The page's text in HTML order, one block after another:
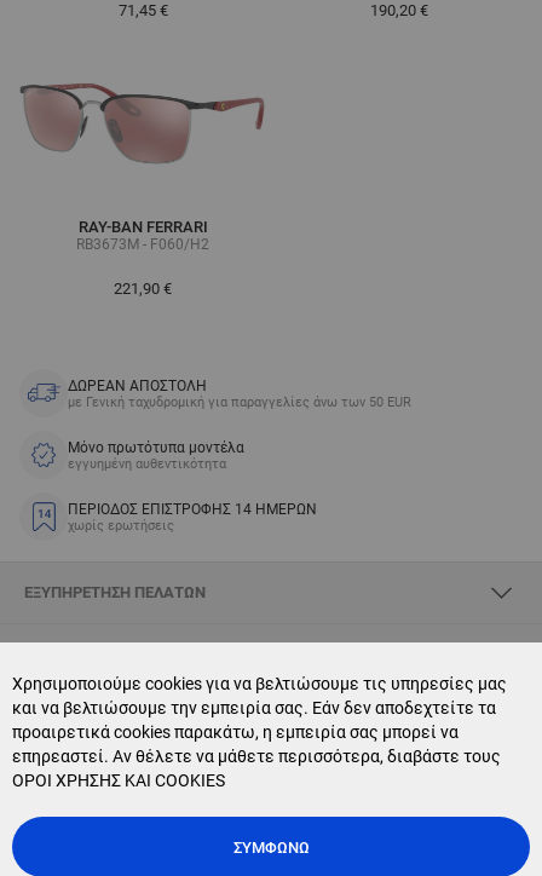
Χρησιμοποιούμε cookies για να βελτιώσουμε τις υπηρεσίες μας
και να βελτιώσουμε την εμπειρία σας. Εάν δεν αποδεχτείτε τα
προαιρετικά cookies παρακάτω, η εμπειρία σας μπορεί να
επηρεαστεί. Αν θέλετε να μάθετε περισσότερα, διαβάστε τους
ΟΡΟΙ ΧΡΗΣΗΣ ΚΑΙ COOKIES
ΣΥΜΦΩΝΏ
71,45 € 190,20 €
RAY-BAN FERRARI
RB3673M - F060/H2
221,90 €
ΔΩΡΕΑΝ ΑΠΟΣΤΟΛΗ
με Γενική ταχυδρομική για παραγγελίες άνω των 50 EUR
Μόνο πρωτότυπα μοντέλα
εγγυημένη αυθεντικότητα
ΠΕΡΙΟΔΟΣ ΕΠΙΣΤΡΟΦΗΣ 14 ΗΜΕΡΩΝ
χωρίς ερωτήσεις
ΕΞΥΠΗΡΈΤΗΣΗ ΠΕΛΑΤΏΝ
CONTACT US
NEWSLETTER SUBSCRIPTION